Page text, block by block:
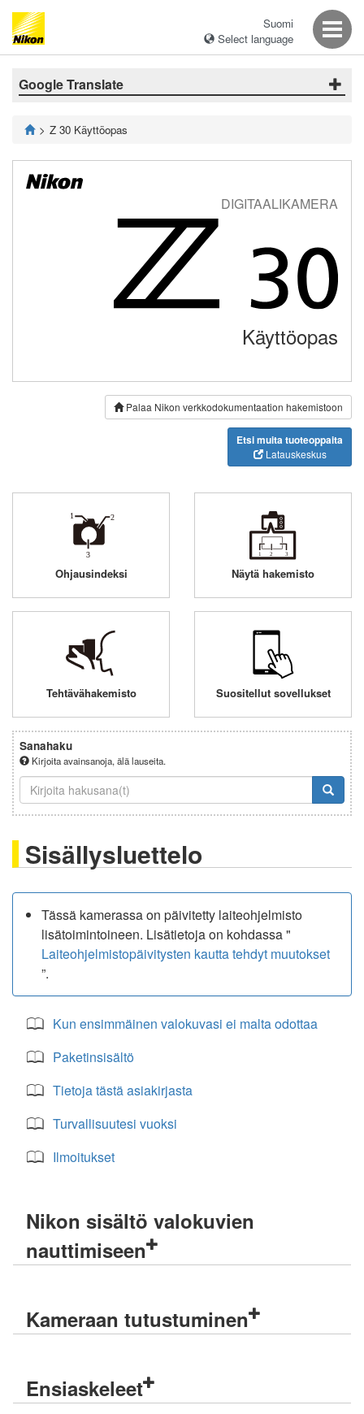
Suomi
Select language
Google Translate
Z 30 Käyttöopas
DIGITAALIKAMERA
Käyttöopas
Palaa Nikon verkkodokumentaation hakemistoon
Etsi muita tuoteoppaita
Latauskeskus
Ohjausindeksi Näytä hakemisto
Tehtävähakemisto Suositellut sovellukset
Sanahaku
Kirjoita avainsanoja, älä lauseita.
Sisällysluettelo
Tässä kamerassa on päivitetty laiteohjelmisto
lisätoimintoineen. Lisätietoja on kohdassa "
Laiteohjelmistopäivitysten kautta tehdyt muutokset
”.
Kun ensimmäinen valokuvasi ei malta odottaa
Paketinsisältö
Tietoja tästä asiakirjasta
Turvallisuutesi vuoksi
Ilmoitukset
Nikon sisältö valokuvien
nauttimiseen
Kameraan tutustuminen
Ensiaskeleet